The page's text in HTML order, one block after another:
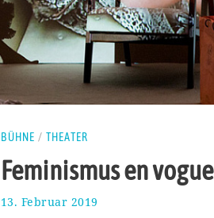
BÜHNE / THEATER
Feminismus en vogue
13. Februar 2019